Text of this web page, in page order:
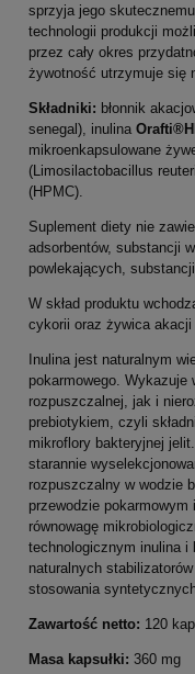
sprzyja jego
technologii produkcji
przez cały okres
żywotność utrzymuje się
Składniki: błonnik
senegal), inulina Orafti®
mikroenkapsulowane
(Limosilactobacillus
(HPMC).
Suplement diety nie
adsorbentów, substancji
powlekających,
W skład produktu
cykorii oraz żywica akacji
Inulina jest naturalnym
pokarmowego. Wykazuje
rozpuszczalnej, jak i
prebiotykiem, czyli
mikroflory bakteryjnej
starannie
rozpuszczalny w wodzie
przewodzie
równowagę
technologicznym inulina i
naturalnych
stosowania
Zawartość netto: 120
Masa kapsułki: 360 mg